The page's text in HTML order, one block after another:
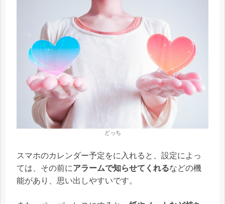
どっち
スマホのカレンダー予定をに入れると、設定によっ
ては、その前にアラームで知らせてくれるなどの機
能があり、思い出しやすいです。